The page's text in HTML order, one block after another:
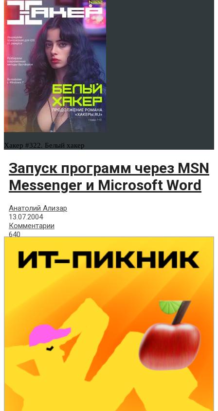
Хакер #322. Белый хакер
Запуск программ через MSN
Messenger и Microsoft Word
Анатолий Ализар
13.07.2004
Комментарии
640